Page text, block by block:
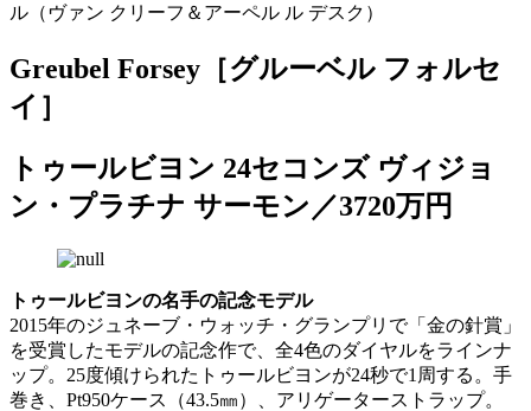
ル（ヴァン クリーフ＆アーペル ル デスク）
Greubel Forsey［グルーベル フォルセ
イ］
トゥールビヨン 24セコンズ ヴィジョ
ン・プラチナ サーモン／3720万円
トゥールビヨンの名手の記念モデル
2015年のジュネーブ・ウォッチ・グランプリで「金の針賞」
を受賞したモデルの記念作で、全4色のダイヤルをラインナ
ップ。25度傾けられたトゥールビヨンが24秒で1周する。手
巻き、Pt950ケース（43.5㎜）、アリゲーターストラップ。